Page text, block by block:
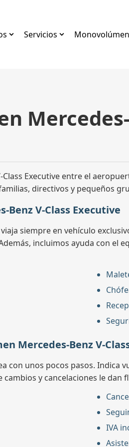
Servicios
Executive entre el
directivos y pequeños
V-Class Executive
siempre en vehículo
incluimos ayuda con
Mercedes-Benz V-
con unos pocos pasos.
y cancelaciones le
IVA